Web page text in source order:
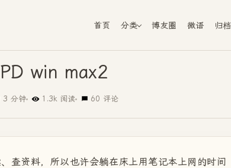
首页 分类 博友圈 微语 归档
win max2
3 分钟 1.3k 阅读 60 评论
查资料，所以也许会躺在床上用笔记本上网的时间